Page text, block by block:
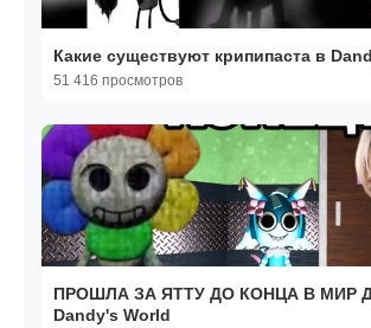
Какие существуют крипипаста в
51 416 просмотров
ПРОШЛА ЗА ЯТТУ ДО КОНЦА В МИР
Dandy's World